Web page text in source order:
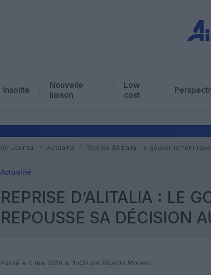
Insolite
Nouvelle
liaison
Low
cost
Air Journal Actualité Reprise d’Alitalia : le gouvernement
Actualité
REPRISE D’ALITALIA : LE
REPOUSSE SA DÉCISION
Publié le 5 mai 2019 à 11h00 par Ricardo Moraes